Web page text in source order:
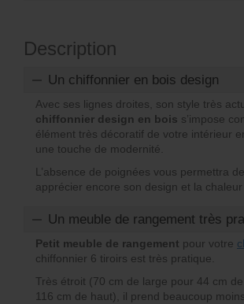
Description
Un chiffonnier en bois design
Avec ses lignes droites, son style très
chiffonnier design en bois s’impose
élément très décoratif de votre intérieur
une touche de modernité.
L’absence de poignées vous permettra
apprécier encore son design et la chaleur
Un meuble de rangement très
Petit meuble de rangement pour votre
chiffonnier 6 tiroirs est très pratique.
Très étroit (70 cm de large pour 44 cm
116 cm de haut), il prend beaucoup